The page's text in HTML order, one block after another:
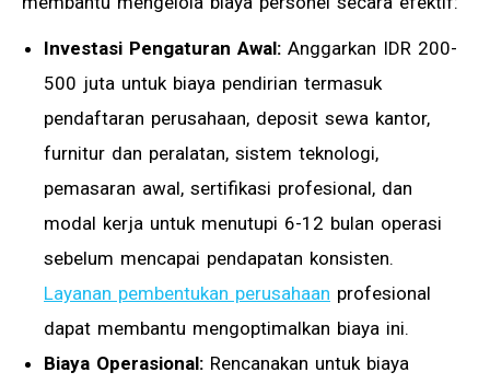
Investasi Pengaturan Awal: Anggarkan IDR 200-
500 juta untuk biaya pendirian termasuk
pendaftaran perusahaan, deposit sewa kantor,
furnitur dan peralatan, sistem teknologi,
pemasaran awal, sertifikasi profesional, dan
modal kerja untuk menutupi 6-12 bulan operasi
sebelum mencapai pendapatan konsisten.
Layanan pembentukan perusahaan profesional
dapat membantu mengoptimalkan biaya ini.
Biaya Operasional: Rencanakan untuk biaya